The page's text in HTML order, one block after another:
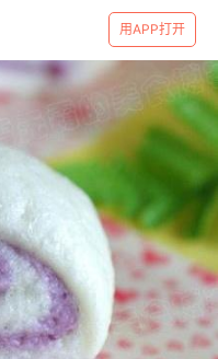
用APP打开